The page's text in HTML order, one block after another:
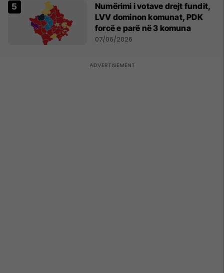
Numërimi i votave drejt fundit,
LVV dominon komunat, PDK
forcë e parë në 3 komuna
07/06/2026